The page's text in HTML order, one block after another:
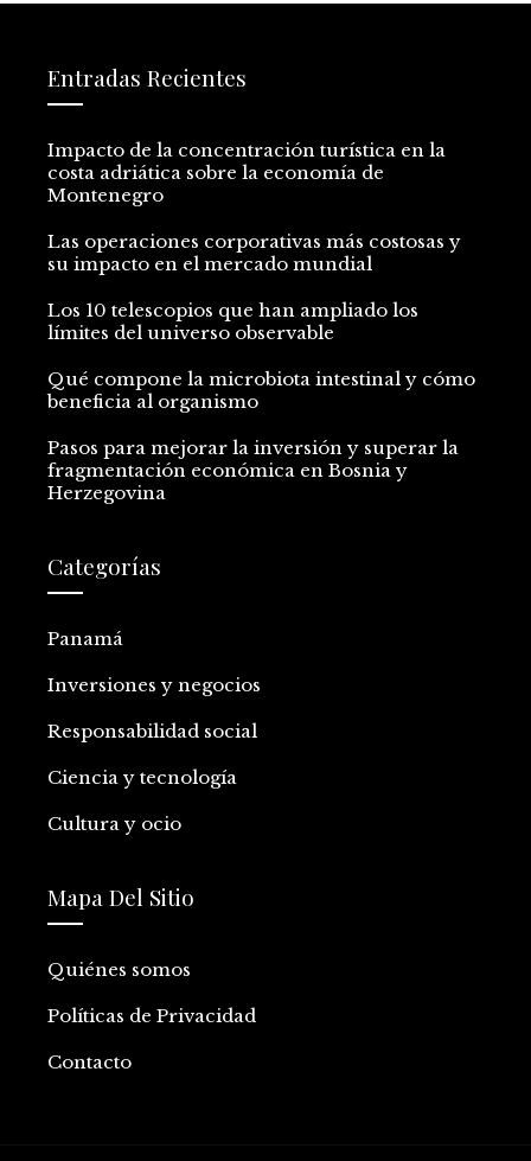
Entradas Recientes
Impacto de la concentración turística en la
costa adriática sobre la economía de
Montenegro
Las operaciones corporativas más costosas y
su impacto en el mercado mundial
Los 10 telescopios que han ampliado los
límites del universo observable
Qué compone la microbiota intestinal y cómo
beneficia al organismo
Pasos para mejorar la inversión y superar la
fragmentación económica en Bosnia y
Herzegovina
Categorías
Panamá
Inversiones y negocios
Responsabilidad social
Ciencia y tecnología
Cultura y ocio
Mapa Del Sitio
Quiénes somos
Políticas de Privacidad
Contacto